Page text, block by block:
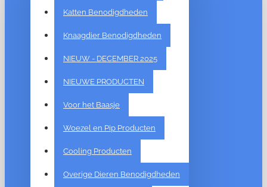
Katten Benodigdheden
Knaagdier Benodigdheden
NIEUW - DECEMBER 2025
NIEUWE PRODUCTEN
Voor het Baasje
Woezel en Pip Producten
Cooling Producten
Overige Dieren Benodigdheden